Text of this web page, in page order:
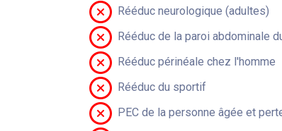
Rééduc neurologique (adultes)
Rééduc de la paroi abdominale
Rééduc périnéale chez l'homme
Rééduc du sportif
PEC de la personne âgée et